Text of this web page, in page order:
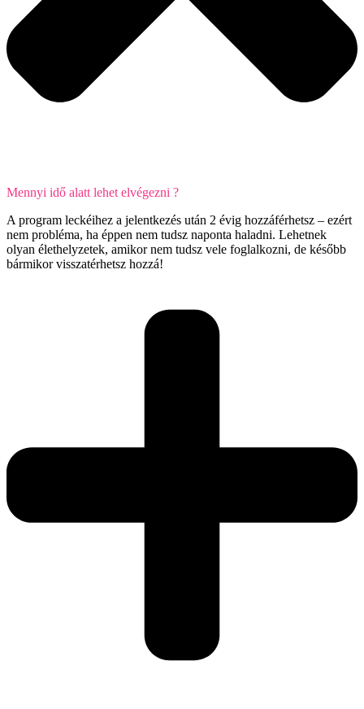
Mennyi idő alatt lehet elvégezni ?
A program leckéihez a jelentkezés után 2 évig hozzáférhetsz – ezért
nem probléma, ha éppen nem tudsz naponta haladni. Lehetnek
olyan élethelyzetek, amikor nem tudsz vele foglalkozni, de később
bármikor visszatérhetsz hozzá!